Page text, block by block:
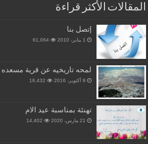
المقالات الأكثر قراءة
إتصل بنا
1 يناير، 2010 61,064
لمحه تاريخيه عن قرية مسعده
9 أكتوبر، 2016 16,432
تهنئة بمناسبة عيد الام
21 مارس، 2020 14,402